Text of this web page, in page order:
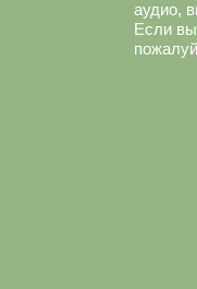
аудио,
Если вы